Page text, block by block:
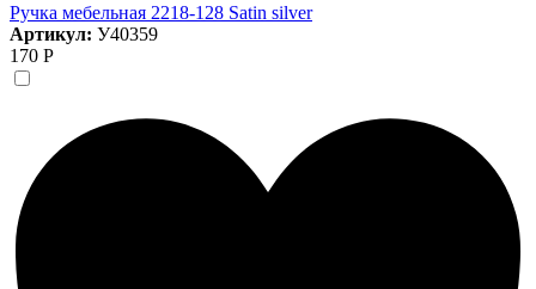
Ручка мебельная 2218-128 Satin silver
Артикул: У40359
170 Р